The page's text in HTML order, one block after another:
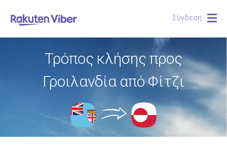
Σύνδεση
Τρόπος κλήσης προς
Γροιλανδία από Φίτζι